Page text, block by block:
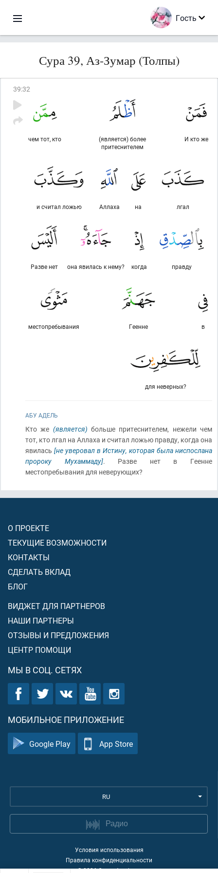
Гость
Сура 39, Аз-Зумар (Толпы)
39:32
И кто же
(является) более
притеснителем
чем тот, кто
лгал
на
Аллаха
и считал ложью
правду
когда
она явилась к нему?
Разве нет
в
Геенне
местопребывания
для неверных?
АБУ АДЕЛЬ
Кто же (является) больше притеснителем, нежели чем
тот, кто лгал на Аллаха и считал ложью правду, когда она
явилась [не уверовал в Истину, которая была ниспослана
пророку Мухаммаду]. Разве нет в Геенне
местопребывания для неверующих?
О ПРОЕКТЕ
ТЕКУЩИЕ ВОЗМОЖНОСТИ
КОНТАКТЫ
СДЕЛАТЬ ВКЛАД
БЛОГ
ВИДЖЕТ ДЛЯ ПАРТНЕРОВ
НАШИ ПАРТНЕРЫ
ОТЗЫВЫ И ПРЕДЛОЖЕНИЯ
ЦЕНТР ПОМОЩИ
МЫ В СОЦ. СЕТЯХ
МОБИЛЬНОЕ ПРИЛОЖЕНИЕ
Google Play App Store
RU
Радио
Условия использования
Правила конфиденциальности
©2026Quran Academy